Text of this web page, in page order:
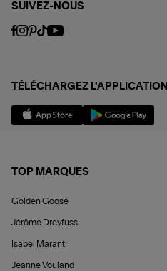
SUIVEZ-NOUS
TÉLÉCHARGEZ L'APPLICATION
TOP MARQUES
Golden Goose
Jérôme Dreyfuss
Isabel Marant
Jeanne Vouland